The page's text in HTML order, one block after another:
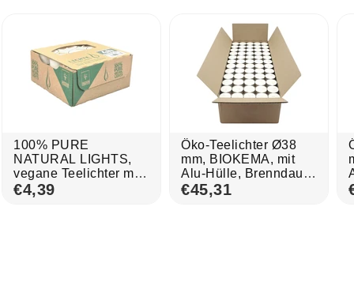
100% PURE
NATURAL LIGHTS,
vegane Teelichter mit
100%
Rapswachsfüllung,
€4,39
Öko-Teelichter Ø38
mm, BIOKEMA, mit
Alu-Hülle, Brenndauer
ca. 4h, 300 St.
€45,31